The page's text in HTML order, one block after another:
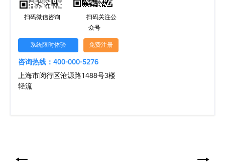
扫码微信咨询
扫码关注公
众号
系统限时体验 免费注册
咨询热线：400-000-5276
上海市闵行区沧源路1488号3楼
轻流